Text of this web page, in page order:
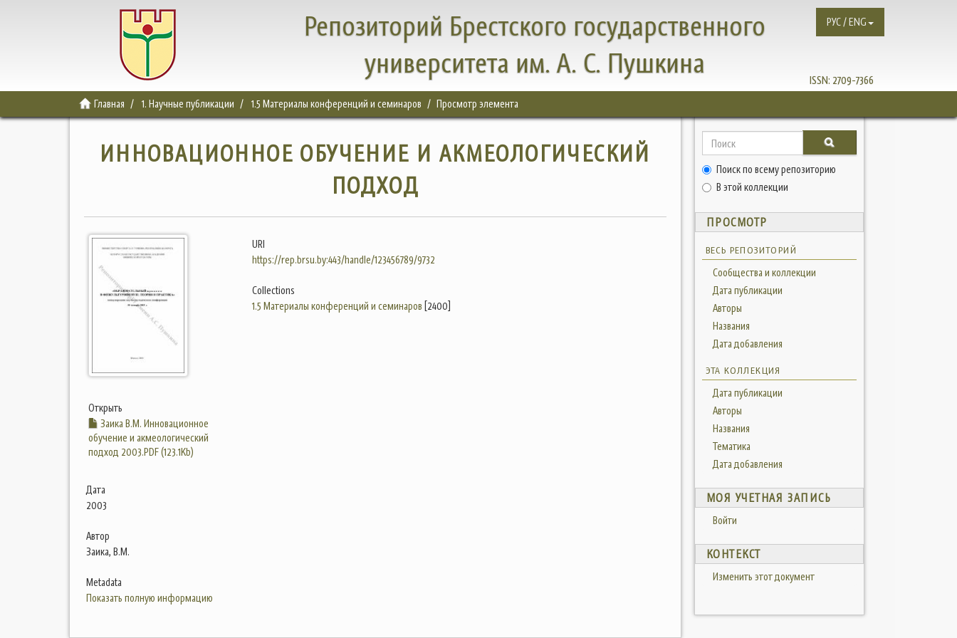
Репозиторий Брестского государственного
университета им. А. С. Пушкина
ISSN: 2709-7366
РУС / ENG
Главная 1. Научные публикации 1.5 Материалы конференций и семинаров Просмотр элемента
ИННОВАЦИОННОЕ ОБУЧЕНИЕ И АКМЕОЛОГИЧЕСКИЙ
ПОДХОД
Открыть
Заика В.М. Инновационное
обучение и акмеологический
подход 2003.PDF (123.1Kb)
Дата
2003
Автор
Заика, В.М.
Metadata
Показать полную информацию
URI
https://rep.brsu.by:443/handle/123456789/9732
Collections
1.5 Материалы конференций и семинаров [2400]
Поиск по всему репозиторию
В этой коллекции
ПРОСМОТР
ВЕСЬ РЕПОЗИТОРИЙ
Сообщества и коллекции
Дата публикации
Авторы
Названия
Дата добавления
ЭТА КОЛЛЕКЦИЯ
Дата публикации
Авторы
Названия
Тематика
Дата добавления
МОЯ УЧЕТНАЯ ЗАПИСЬ
Войти
КОНТЕКСТ
Изменить этот документ